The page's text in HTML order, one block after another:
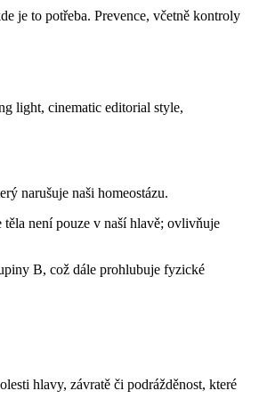
je to potřeba. Prevence, včetně kontroly
narušuje naši homeostázu.
není pouze v naší hlavě; ovlivňuje
B, což dále prohlubuje fyzické
hlavy, závratě či podrážděnost, které